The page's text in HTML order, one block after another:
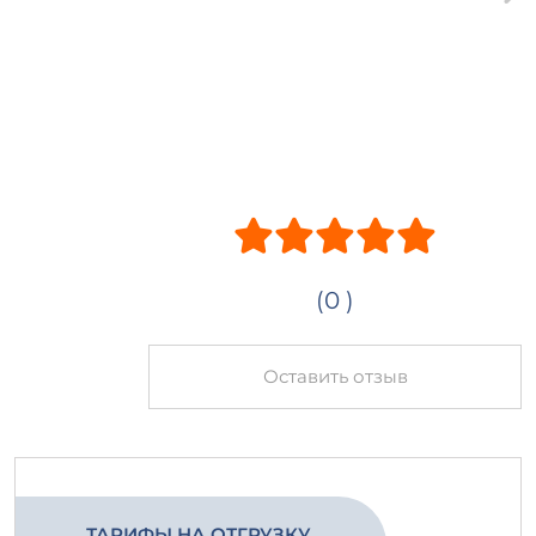
(0 )
Оставить отзыв